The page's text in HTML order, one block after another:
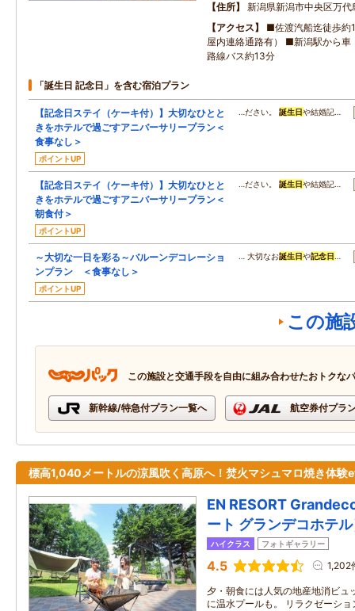
住所
新潟県新潟市中央区万代
アクセス
■佐渡汽船迄徒歩約
屋内連絡通路有） ■新潟駅から車
路線バス約13分
「誕生日 記念日」を含む宿泊プラン
【記念日ステイ（ケーキ付）】大切なひとと
きをホテルで過ごすアニバーサリープラン＜
食事なし＞
ポイントUP
…ださい。誕生日や結婚記…
【記念日ステイ（ケーキ付）】大切なひとと
きをホテルで過ごすアニバーサリープラン＜
朝食付＞
ポイントUP
…ださい。誕生日や結婚記…
～大切な一日を彩る～バルーンデコレーショ
ンプラン ＜食事なし＞
ポイントUP
… 大切なお誕生日や記念日 …
この施
この施設と交通手段を自由に組み合わせたおトクな
新幹線/特急付プラン一覧へ 航空券付プラ
標高1,040メートルの涼風吹く高原へ！焚火マシュマロ焼き体験
EN RESORT
ート グランデコホテ
ハイクラス フォトギャラリー
4.5 1,202
夕・朝食には人気の地産地消ビ
に温水プールも。 リラクゼーシ